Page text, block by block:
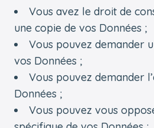
Vous avez le droit de
une copie de vos Données ;
Vous pouvez demander
vos Données ;
Vous pouvez demander
Données ;
Vous pouvez vous